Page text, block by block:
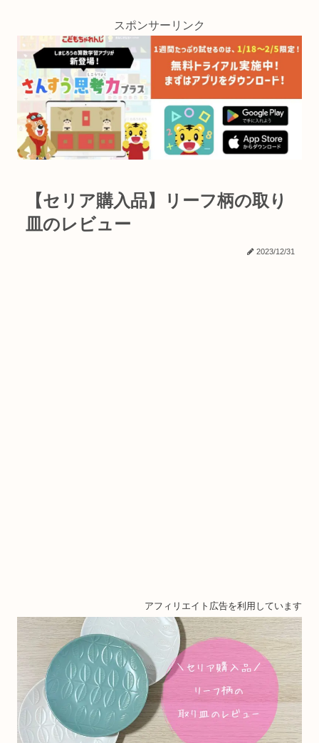
スポンサーリンク
【セリア購入品】リーフ柄の取り
皿のレビュー
2023/12/31
アフィリエイト広告を利用しています